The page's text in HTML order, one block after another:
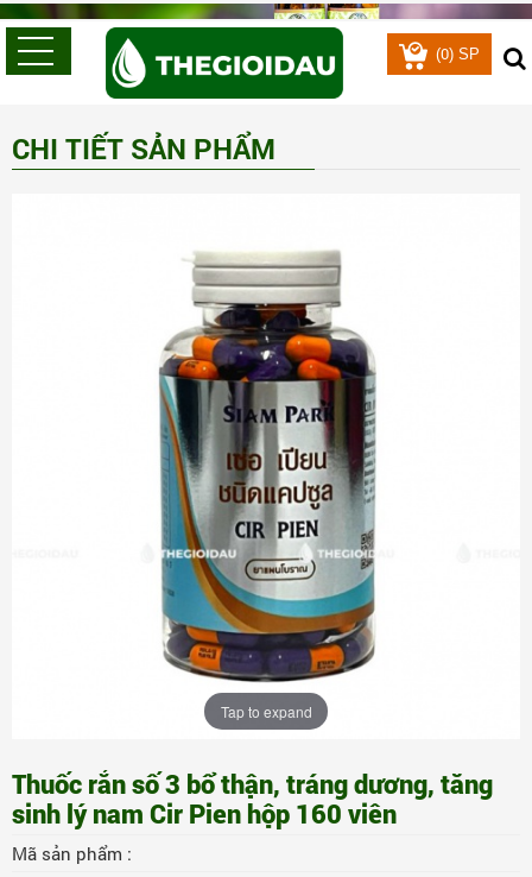
(0) SP
CHI TIẾT SẢN PHẨM
Tap to expand
Thuốc rắn số 3 bổ thận, tráng dương, tăng
sinh lý nam Cir Pien hộp 160 viên
Mã sản phẩm :